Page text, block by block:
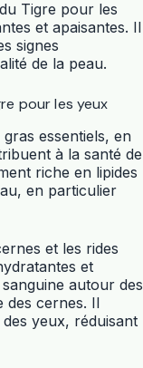
Tigre pour les
et apaisantes. Il
signes
de la peau.
pour les yeux
essentiels, en
à la santé de
riche en lipides
en particulier
et les rides
et
autour des
des cernes. Il
yeux, réduisant